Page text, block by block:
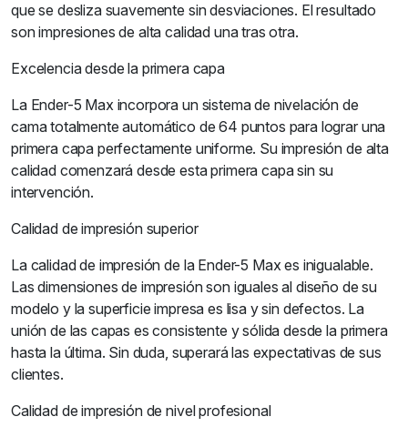
que se desliza suavemente sin desviaciones. El resultado
son impresiones de alta calidad una tras otra.
Excelencia desde la primera capa
La Ender-5 Max incorpora un sistema de nivelación de
cama totalmente automático de 64 puntos para lograr una
primera capa perfectamente uniforme. Su impresión de alta
calidad comenzará desde esta primera capa sin su
intervención.
Calidad de impresión superior
La calidad de impresión de la Ender-5 Max es inigualable.
Las dimensiones de impresión son iguales al diseño de su
modelo y la superficie impresa es lisa y sin defectos. La
unión de las capas es consistente y sólida desde la primera
hasta la última. Sin duda, superará las expectativas de sus
clientes.
Calidad de impresión de nivel profesional